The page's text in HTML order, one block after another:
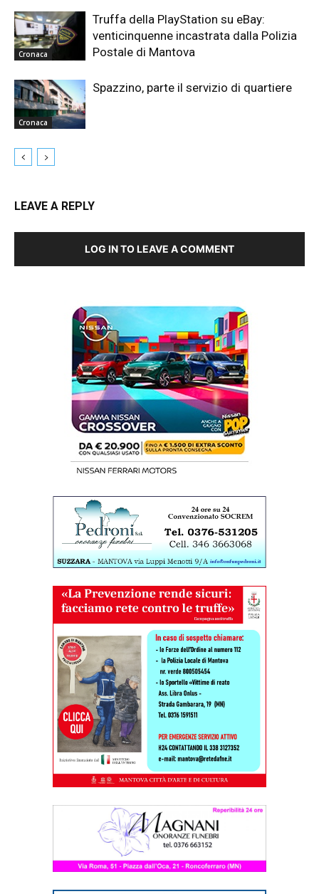
Cronaca
Truffa della PlayStation su eBay:
venticinquenne incastrata dalla Polizia
Postale di Mantova
Cronaca
Spazzino, parte il servizio di quartiere
LEAVE A REPLY
LOG IN TO LEAVE A COMMENT